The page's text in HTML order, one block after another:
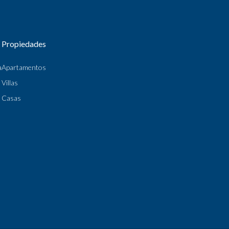
Propiedades
Apartamentos
Villas
Casas